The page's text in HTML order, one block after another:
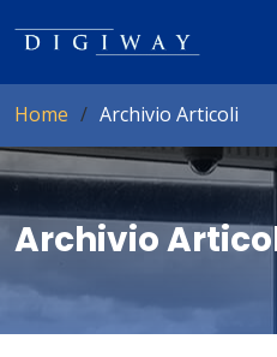
Home Archivio Articoli
Archivio